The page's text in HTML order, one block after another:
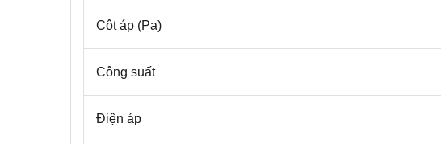
Cột áp (Pa)
Công suất
Điện áp